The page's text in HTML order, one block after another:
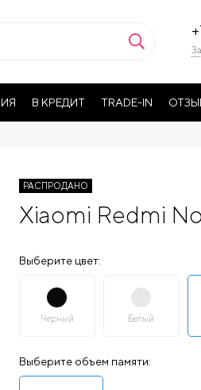
В КРЕДИТ TRADE-IN
РАСПРОДАНО
Xiaomi Redmi
Выберите цвет:
Черный Белый
Выберите объем памяти: